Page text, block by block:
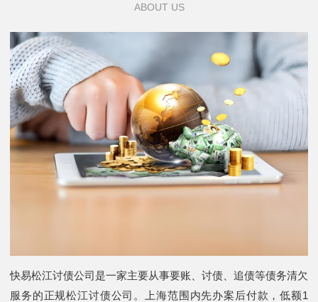
ABOUT US
快易松江讨债公司是一家主要从事要账、讨债、追债等债务清欠
服务的正规松江讨债公司。上海范围内先办案后付款，低额1